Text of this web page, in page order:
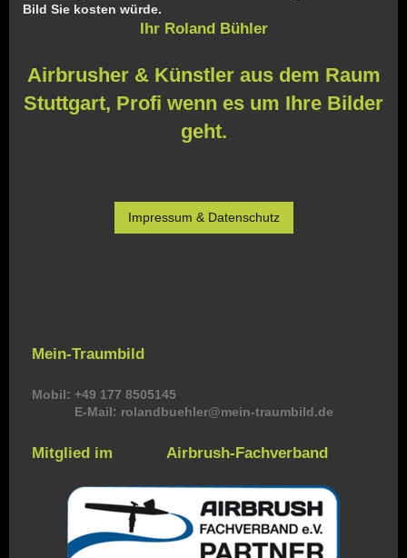
Bild Sie kosten würde.
Ihr Roland Bühler
Airbrusher & Künstler aus dem Raum
Stuttgart, Profi wenn es um Ihre Bilder
geht.
Impressum & Datenschutz
Mein-Traumbild
Mobil: +49 177 8505145
E-Mail: rolandbuehler@mein-traumbild.de
Mitglied im Airbrush-Fachverband